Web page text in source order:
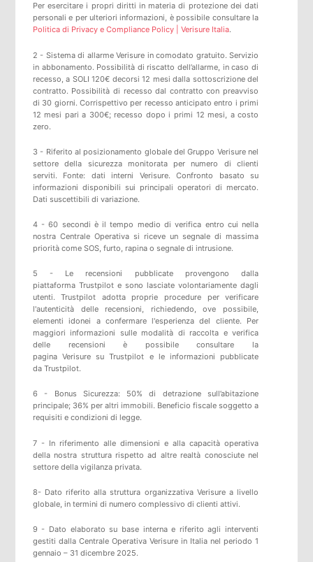
Per esercitare i propri diritti in materia di protezione dei dati
personali e per ulteriori informazioni, è possibile consultare la
Politica di Privacy e Compliance Policy | Verisure Italia.
2 - Sistema di allarme Verisure in comodato gratuito. Servizio
in abbonamento. Possibilità di riscatto dell’allarme, in caso di
recesso, a SOLI 120€ decorsi 12 mesi dalla sottoscrizione del
contratto. Possibilità di recesso dal contratto con preavviso
di 30 giorni. Corrispettivo per recesso anticipato entro i primi
12 mesi pari a 300€; recesso dopo i primi 12 mesi, a costo
zero.
3 - Riferito al posizionamento globale del Gruppo Verisure nel
settore della sicurezza monitorata per numero di clienti
serviti. Fonte: dati interni Verisure. Confronto basato su
informazioni disponibili sui principali operatori di mercato.
Dati suscettibili di variazione.
4 - 60 secondi è il tempo medio di verifica entro cui nella
nostra Centrale Operativa si riceve un segnale di massima
priorità come SOS, furto, rapina o segnale di intrusione.
5 - Le recensioni pubblicate provengono dalla
piattaforma Trustpilote sono lasciate volontariamente dagli
utenti.Trustpilot adotta proprie procedure per verificare
l'autenticità delle recensioni, richiedendo, ove possibile,
elementi idonei a confermare l'esperienza del cliente. Per
maggiori informazioni sulle modalità di raccolta e verifica
delle recensioni è possibile consultarela
paginaVerisure suTrustpilot e le informazioni pubblicate
da Trustpilot.
6 - Bonus Sicurezza: 50% di detrazione sull’abitazione
principale; 36% per altri immobili. Beneficio fiscale soggetto a
requisiti e condizioni di legge.
7 - In riferimento alle dimensioni e alla capacità operativa
della nostra struttura rispetto ad altre realtà conosciute nel
settore della vigilanza privata.
8- Dato riferito alla struttura organizzativa Verisure a livello
globale, in termini di numero complessivo di clienti attivi.
9 - Dato elaborato su base interna e riferito agli interventi
gestiti dalla Centrale Operativa Verisure in Italia nel periodo 1
gennaio – 31 dicembre 2025.